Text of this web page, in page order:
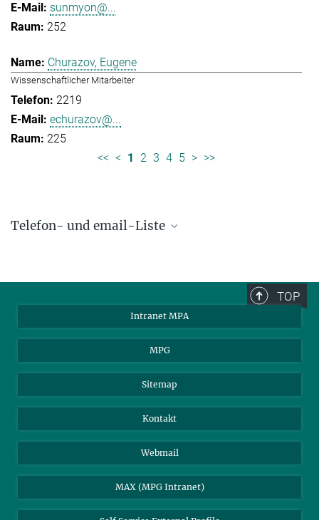
sunmyon@...
252
Churazov, Eugene
Wissenschaftlicher Mitarbeiter
2219
echurazov@...
225
<< < 1 2 3 4 5 > >>
Telefon- und email-Liste
85748 Garching, Germany
TOP
Intranet MPA
MPG
Sitemap
Kontakt
Webmail
MAX (MPG Intranet)